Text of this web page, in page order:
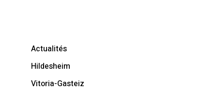
Actualités
Hildesheim
Vitoria-Gasteiz